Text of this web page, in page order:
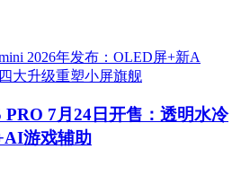
PRO 7月24日开售：透明水冷
游戏辅助